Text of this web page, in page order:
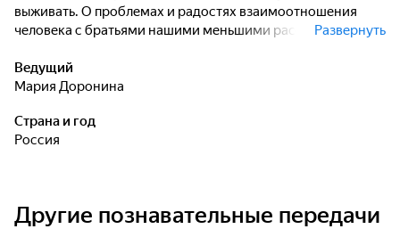
выживать. О проблемах и радостях взаимоотношения
человека с братьями нашими меньшими расскажут
жизнь посвятили животноводству.
Развернуть
Ведущий
Мария Доронина
Страна и год
Россия
Другие познавательные передачи